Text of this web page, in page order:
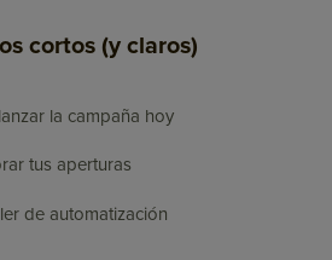
cortos (y claros)
la campaña hoy
tus aperturas
de automatización